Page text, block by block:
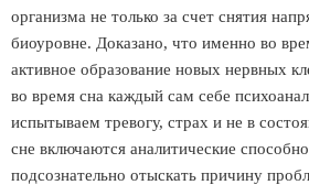
организма не только за счет снятия
биоуровне. Доказано, что именно во
активное образование новых нервных
во время сна каждый сам себе
испытываем тревогу, страх и не в
сне включаются аналитические
подсознательно отыскать причину